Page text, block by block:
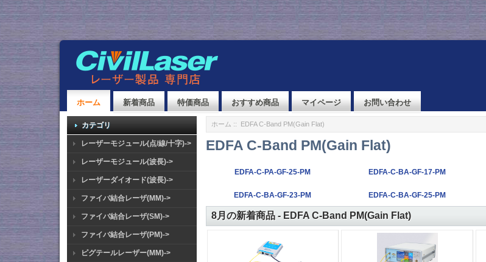
ホーム 新着商品 特価商品 おすすめ商品 マイページ お問い合わせ
カテゴリ
レーザーモジュール(点/線/十字)->
レーザーモジュール(波長)->
レーザーダイオード(波長)->
ファイバ結合レーザ(MM)->
ファイバ結合レーザ(SM)->
ファイバ結合レーザ(PM)->
ピグテールレーザー(MM)->
ホーム :: EDFA C-Band PM(Gain Flat)
EDFA C-Band PM(Gain Flat)
EDFA-C-PA-GF-25-PM EDFA-C-BA-GF-17-PM
EDFA-C-BA-GF-23-PM EDFA-C-BA-GF-25-PM
8月の新着商品 - EDFA C-Band PM(Gain Flat)